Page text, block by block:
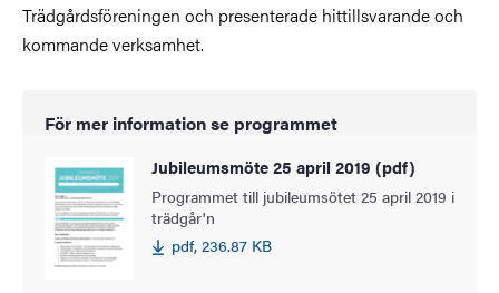
Trädgårdsföreningen och presenterade hittillsvarande och
kommande verksamhet.
För mer information se programmet
Jubileumsmöte 25 april 2019 (pdf)
Programmet till jubileumsötet 25 april 2019 i
trädgår'n
pdf, 236.87 KB